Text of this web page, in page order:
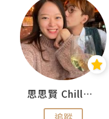
思思賢 ChillMyBabe